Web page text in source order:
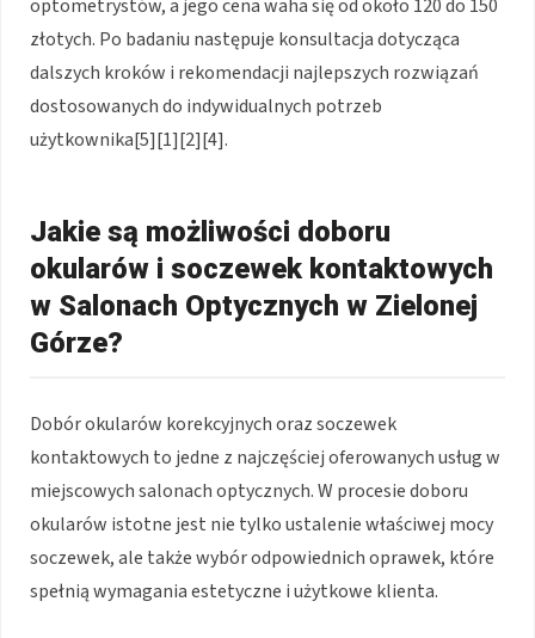
optometrystów, a jego cena waha się od około 120 do 150
złotych. Po badaniu następuje konsultacja dotycząca
dalszych kroków i rekomendacji najlepszych rozwiązań
dostosowanych do indywidualnych potrzeb
użytkownika[5][1][2][4].
Jakie są możliwości doboru
okularów i soczewek kontaktowych
w Salonach Optycznych w Zielonej
Górze?
Dobór okularów korekcyjnych oraz soczewek
kontaktowych to jedne z najczęściej oferowanych usług w
miejscowych salonach optycznych. W procesie doboru
okularów istotne jest nie tylko ustalenie właściwej mocy
soczewek, ale także wybór odpowiednich oprawek, które
spełnią wymagania estetyczne i użytkowe klienta.